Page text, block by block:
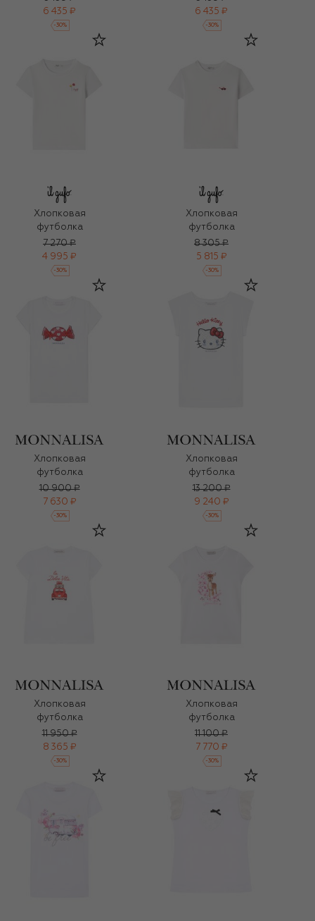
6 435 ₽
-30%
6 435 ₽
-30%
Хлопковая
футболка
7 270 ₽
4 995 ₽
-30%
Хлопковая
футболка
8 305 ₽
5 815 ₽
-30%
Хлопковая
футболка
10 900 ₽
7 630 ₽
-30%
Хлопковая
футболка
13 200 ₽
9 240 ₽
-30%
Хлопковая
футболка
11 950 ₽
8 365 ₽
-30%
Хлопковая
футболка
11 100 ₽
7 770 ₽
-30%